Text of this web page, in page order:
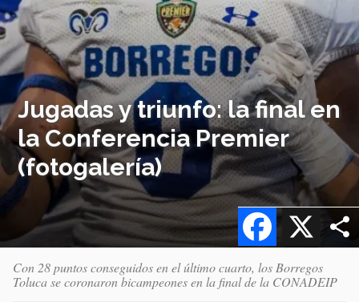
Jugadas y triunfo: la final en
la Conferencia Premier
(fotogalería)
X
Facebook
Con 28 puntos conseguidos en el último cuarto, los Borregos
Toluca se coronaron bicampeones en la final de la CONADEIP